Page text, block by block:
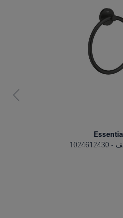
1024612430